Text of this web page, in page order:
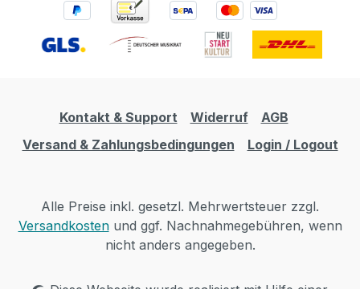
Kontakt & Support Widerruf
AGB
Versand & Zahlungsbedingungen
Login / Logout
Alle Preise inkl. gesetzl. Mehrwertsteuer zzgl.
Versandkostenund ggf. Nachnahmegebühren, wenn
nicht anders angegeben.